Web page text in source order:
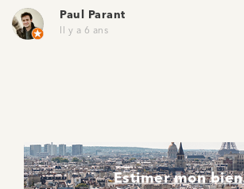
Paul Parant
Il y a 6 ans
Estimer mon bien